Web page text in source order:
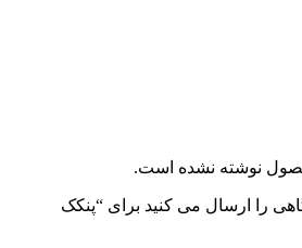
نوشته نشده است.
را ارسال می کنید برای “پنکک